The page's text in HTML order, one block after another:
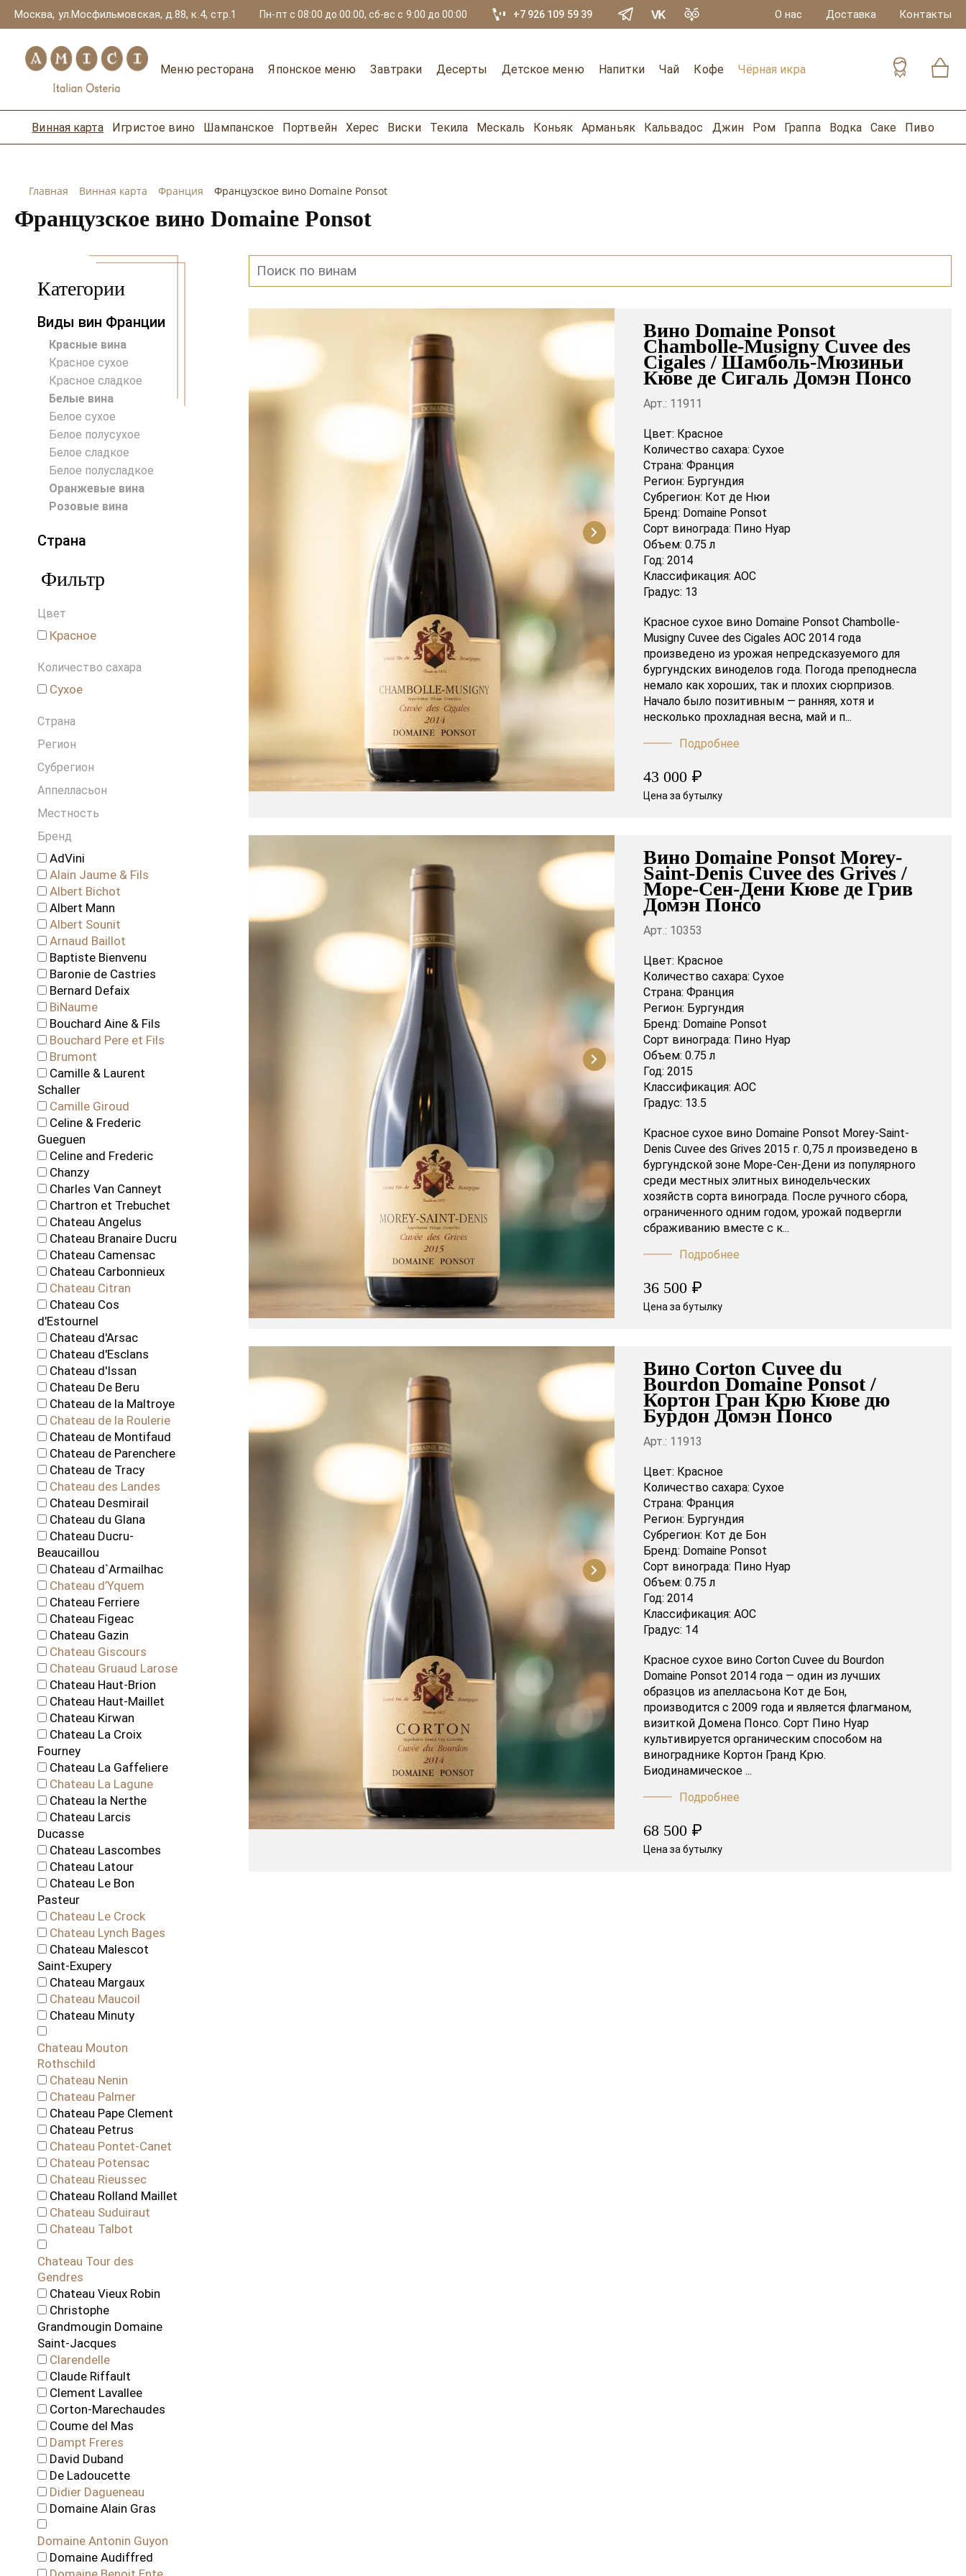
Москва, ул.Мосфильмовская, д.88, к.4, стр.1 Пн-пт с 08:00 до 00:00, сб-вс с 9:00 до 00:00 +7 926 109 59 39 О нас Доставка Контакты
Меню ресторана Японское меню Завтраки Десерты Детское меню Напитки Чай Кофе Чёрная икра
Винная карта Игристое вино Шампанское Портвейн Херес Виски Текила Мескаль Коньяк Арманьяк Кальвадос Джин Ром Граппа Водка Саке Пиво
Главная Винная карта Франция Французское вино Domaine Ponsot
Французское вино Domaine Ponsot
Категории
Виды вин Франции
Красные вина
Красное сухое
Красное сладкое
Белые вина
Белое сухое
Белое полусухое
Белое сладкое
Белое полусладкое
Оранжевые вина
Розовые вина
Страна
Австрия
Венгрия
Германия
Грузия
Израиль
Италия
Ливан
Новая Зеландия
Россия
Словения
США
Франция
Чехия
Чили
ЮАР
Фильтр
Цвет
Красное
Количество сахара
Сухое
Страна
Регион
Субрегион
Аппелласьон
Местность
Бренд
AdVini
Alain Jaume & Fils
Albert Bichot
Albert Mann
Albert Sounit
Arnaud Baillot
Baptiste Bienvenu
Baronie de Castries
Bernard Defaix
BiNaume
Bouchard Aine & Fils
Bouchard Pere et Fils
Brumont
Camille & Laurent
Schaller
Camille Giroud
Celine & Frederic
Gueguen
Celine and Frederic
Chanzy
Charles Van Canneyt
Chartron et Trebuchet
Chateau Angelus
Chateau Branaire Ducru
Chateau Camensac
Chateau Carbonnieux
Chateau Citran
Chateau Cos
d'Estournel
Chateau d'Arsac
Chateau d'Esclans
Chateau d'Issan
Chateau De Beru
Chateau de la Maltroye
Chateau de la Roulerie
Chateau de Montifaud
Chateau de Parenchere
Chateau de Tracy
Chateau des Landes
Chateau Desmirail
Chateau du Glana
Chateau Ducru-
Beaucaillou
Chateau d`Armailhac
Chateau d’Yquem
Chateau Ferriere
Chateau Figeac
Chateau Gazin
Chateau Giscours
Chateau Gruaud Larose
Chateau Haut-Brion
Chateau Haut-Maillet
Chateau Kirwan
Chateau La Croix
Fourney
Chateau La Gaffeliere
Chateau La Lagune
Chateau la Nerthe
Chateau Larcis
Ducasse
Chateau Lascombes
Chateau Latour
Chateau Le Bon
Pasteur
Chateau Le Crock
Chateau Lynch Bages
Chateau Malescot
Saint-Exupery
Chateau Margaux
Chateau Maucoil
Chateau Minuty
Chateau Mouton
Rothschild
Chateau Nenin
Chateau Palmer
Chateau Pape Clement
Chateau Petrus
Chateau Pontet-Canet
Chateau Potensac
Chateau Rieussec
Chateau Rolland Maillet
Chateau Suduiraut
Chateau Talbot
Chateau Tour des
Gendres
Chateau Vieux Robin
Christophe
Grandmougin Domaine
Saint-Jacques
Clarendelle
Claude Riffault
Clement Lavallee
Corton-Marechaudes
Coume del Mas
Dampt Freres
David Duband
De Ladoucette
Didier Dagueneau
Domaine Alain Gras
Domaine Antonin Guyon
Domaine Audiffred
Вино Domaine Ponsot
Chambolle-Musigny Cuvee des
Cigales / Шамболь-Мюзиньи
Кюве де Сигаль Домэн Понсо
Арт.: 11911
Цвет: Красное
Количество сахара: Сухое
Страна: Франция
Регион: Бургундия
Субрегион: Кот де Нюи
Бренд: Domaine Ponsot
Сорт винограда: Пино Нуар
Объем: 0.75 л
Год: 2014
Классификация: AOC
Градус: 13
Красное сухое вино Domaine Ponsot Chambolle-
Musigny Cuvee des Cigales AOC 2014 года
произведено из урожая непредсказуемого для
бургундских виноделов года. Погода преподнесла
немало как хороших, так и плохих сюрпризов.
Начало было позитивным — ранняя, хотя и
несколько прохладная весна, май и п...
Подробнее
43 000 ₽
Цена за бутылку
Вино Domaine Ponsot Morey-
Saint-Denis Cuvee des Grives /
Море-Сен-Дени Кюве де Грив
Домэн Понсо
Арт.: 10353
Цвет: Красное
Количество сахара: Сухое
Страна: Франция
Регион: Бургундия
Бренд: Domaine Ponsot
Сорт винограда: Пино Нуар
Объем: 0.75 л
Год: 2015
Классификация: AOC
Градус: 13.5
Красное сухое вино Domaine Ponsot Morey-Saint-
Denis Cuvee des Grives 2015 г. 0,75 л произведено в
бургундской зоне Море-Сен-Дени из популярного
среди местных элитных винодельческих
хозяйств сорта винограда. После ручного сбора,
ограниченного одним годом, урожай подвергли
сбраживанию вместе с к...
Подробнее
36 500 ₽
Цена за бутылку
Вино Corton Cuvee du
Bourdon Domaine Ponsot /
Кортон Гран Крю Кюве дю
Бурдон Домэн Понсо
Арт.: 11913
Цвет: Красное
Количество сахара: Сухое
Страна: Франция
Регион: Бургундия
Субрегион: Кот де Бон
Бренд: Domaine Ponsot
Сорт винограда: Пино Нуар
Объем: 0.75 л
Год: 2014
Классификация: AOC
Градус: 14
Красное сухое вино Corton Cuvee du Bourdon
Domaine Ponsot 2014 года — один из лучших
образцов из апелласьона Кот де Бон,
производится с 2009 года и является флагманом,
визиткой Домена Понсо. Сорт Пино Нуар
культивируется органическим способом на
винограднике Кортон Гранд Крю.
Биодинамическое ...
Подробнее
68 500 ₽
Цена за бутылку